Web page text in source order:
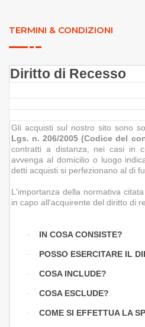
TERMINI & CONDIZIONI
Diritto di Recesso
Gli acquisti sul nostro sito sono
Lgs. n. 206/2005 (Codice del
contratti a distanza, nei casi in
avvenga al domicilio o luogo
detti acquisti si perfezionano al di
L'importanza della normativa
in capo all'acquirente del diritto di
· IN COSA CONSISTE?
· POSSO ESERCITARE IL
· COSA INCLUDE?
· COSA ESCLUDE?
· COME SI EFFETTUA LA